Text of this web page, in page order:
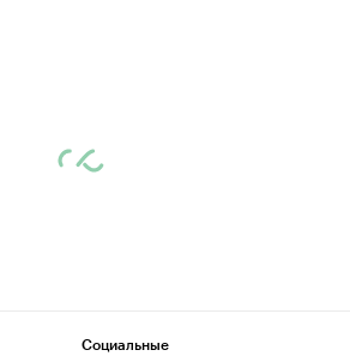
Социальные